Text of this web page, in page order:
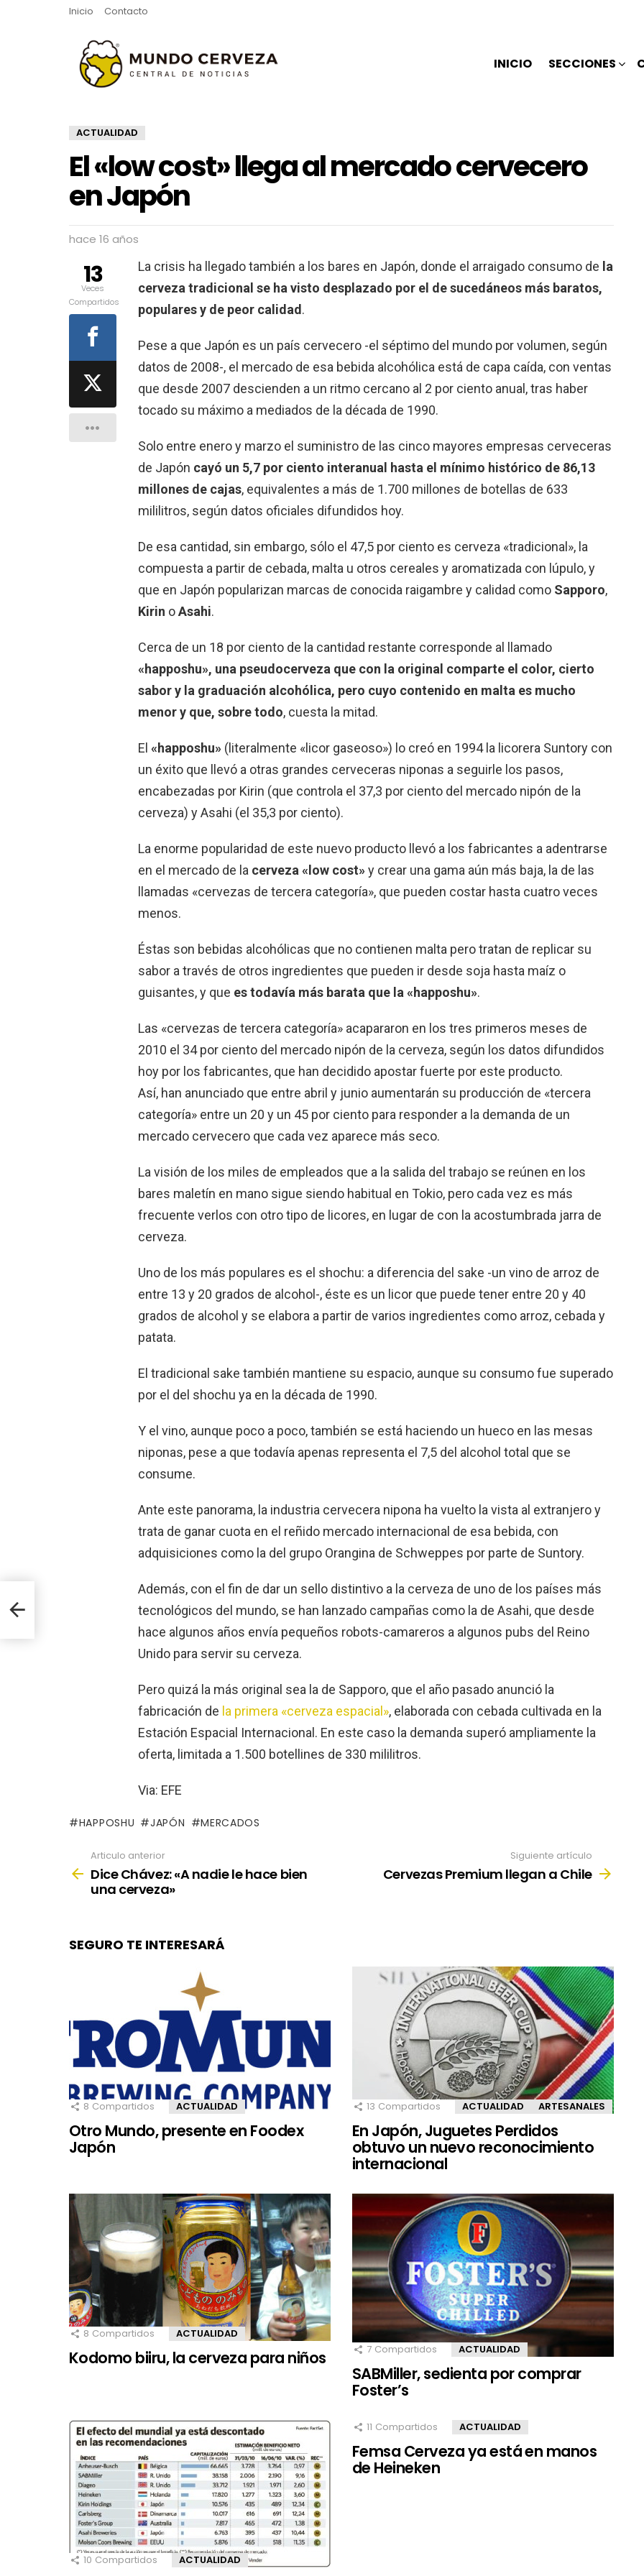
Inicio Contacto
INICIO SECCIONES
ACTUALIDAD
El «low cost» llega al mercado cervecero
en Japón
hace 16 años
La crisis ha llegado también a los bares en Japón, donde el arraigado consumo de la
cerveza tradicional se ha visto desplazado por el de sucedáneos más baratos,
populares y de peor calidad.
Pese a que Japón es un país cervecero -el séptimo del mundo por volumen, según
datos de 2008-, el mercado de esa bebida alcohólica está de capa caída, con ventas
que desde 2007 descienden a un ritmo cercano al 2 por ciento anual, tras haber
tocado su máximo a mediados de la década de 1990.
Solo entre enero y marzo el suministro de las cinco mayores empresas cerveceras
de Japón cayó un 5,7 por ciento interanual hasta el mínimo histórico de 86,13
millones de cajas, equivalentes a más de 1.700 millones de botellas de 633
mililitros, según datos oficiales difundidos hoy.
De esa cantidad, sin embargo, sólo el 47,5 por ciento es cerveza «tradicional», la
compuesta a partir de cebada, malta u otros cereales y aromatizada con lúpulo, y
que en Japón popularizan marcas de conocida raigambre y calidad como Sapporo,
Kirin oAsahi.
Cerca de un 18 por ciento de la cantidad restante corresponde al llamado
«happoshu», una pseudocerveza que con la original comparte el color, cierto
sabor y la graduación alcohólica, pero cuyo contenido en malta es mucho
menor y que, sobre todo, cuesta la mitad.
El «happoshu» (literalmente «licor gaseoso») lo creó en 1994 la licorera Suntory con
un éxito que llevó a otras grandes cerveceras niponas a seguirle los pasos,
encabezadas por Kirin (que controla el 37,3 por ciento del mercado nipón de la
cerveza) y Asahi (el 35,3 por ciento).
La enorme popularidad de este nuevo producto llevó a los fabricantes a adentrarse
en el mercado de la cerveza «low cost»y crear una gama aún más baja, la de las
llamadas «cervezas de tercera categoría», que pueden costar hasta cuatro veces
menos.
Éstas son bebidas alcohólicas que no contienen malta pero tratan de replicar su
sabor a través de otros ingredientes que pueden ir desde soja hasta maíz o
guisantes, y que es todavía más barata que la «happoshu».
Las «cervezas de tercera categoría» acapararon en los tres primeros meses de
2010 el 34 por ciento del mercado nipón de la cerveza, según los datos difundidos
hoy por los fabricantes, que han decidido apostar fuerte por este producto.
Así, han anunciado que entre abril y junio aumentarán su producción de «tercera
categoría» entre un 20 y un 45 por ciento para responder a la demanda de un
mercado cervecero que cada vez aparece más seco.
La visión de los miles de empleados que a la salida del trabajo se reúnen en los
bares maletín en mano sigue siendo habitual en Tokio, pero cada vez es más
frecuente verlos con otro tipo de licores, en lugar de con la acostumbrada jarra de
cerveza.
Uno de los más populares es el shochu: a diferencia del sake -un vino de arroz de
entre 13 y 20 grados de alcohol-, éste es un licor que puede tener entre 20 y 40
grados de alcohol y se elabora a partir de varios ingredientes como arroz, cebada y
patata.
El tradicional sake también mantiene su espacio, aunque su consumo fue superado
por el del shochu ya en la década de 1990.
Y el vino, aunque poco a poco, también se está haciendo un hueco en las mesas
niponas, pese a que todavía apenas representa el 7,5 del alcohol total que se
consume.
Ante este panorama, la industria cervecera nipona ha vuelto la vista al extranjero y
trata de ganar cuota en el reñido mercado internacional de esa bebida, con
adquisiciones como la del grupo Orangina de Schweppes por parte de Suntory.
Además, con el fin de dar un sello distintivo a la cerveza de uno de los países más
tecnológicos del mundo, se han lanzado campañas como la de Asahi, que desde
hace algunos años envía pequeños robots-camareros a algunos pubs del Reino
Unido para servir su cerveza.
Pero quizá la más original sea la de Sapporo, que el año pasado anunció la
fabricación de la primera «cerveza espacial», elaborada con cebada cultivada en la
Estación Espacial Internacional. En este caso la demanda superó ampliamente la
oferta, limitada a 1.500 botellines de 330 mililitros.
Via: EFE
13
Veces
Compartidos
HAPPOSHU JAPÓN MERCADOS
more
Articulo anterior
Dice Chávez: «A nadie le hace bien
una cerveza»
Siguiente artículo
Cervezas Premium llegan a Chile
SEGURO TE INTERESARÁ
8 Compartidos ACTUALIDAD
Otro Mundo, presente en Foodex
Japón
13 Compartidos ACTUALIDAD ARTESANALES
En Japón, Juguetes Perdidos
obtuvo un nuevo reconocimiento
internacional
8 Compartidos ACTUALIDAD
Kodomo biiru, la cerveza para niños 7 Compartidos ACTUALIDAD
SABMiller, sedienta por comprar
Foster’s
10 Compartidos ACTUALIDAD
11 Compartidos ACTUALIDAD
Femsa Cerveza ya está en manos
de Heineken